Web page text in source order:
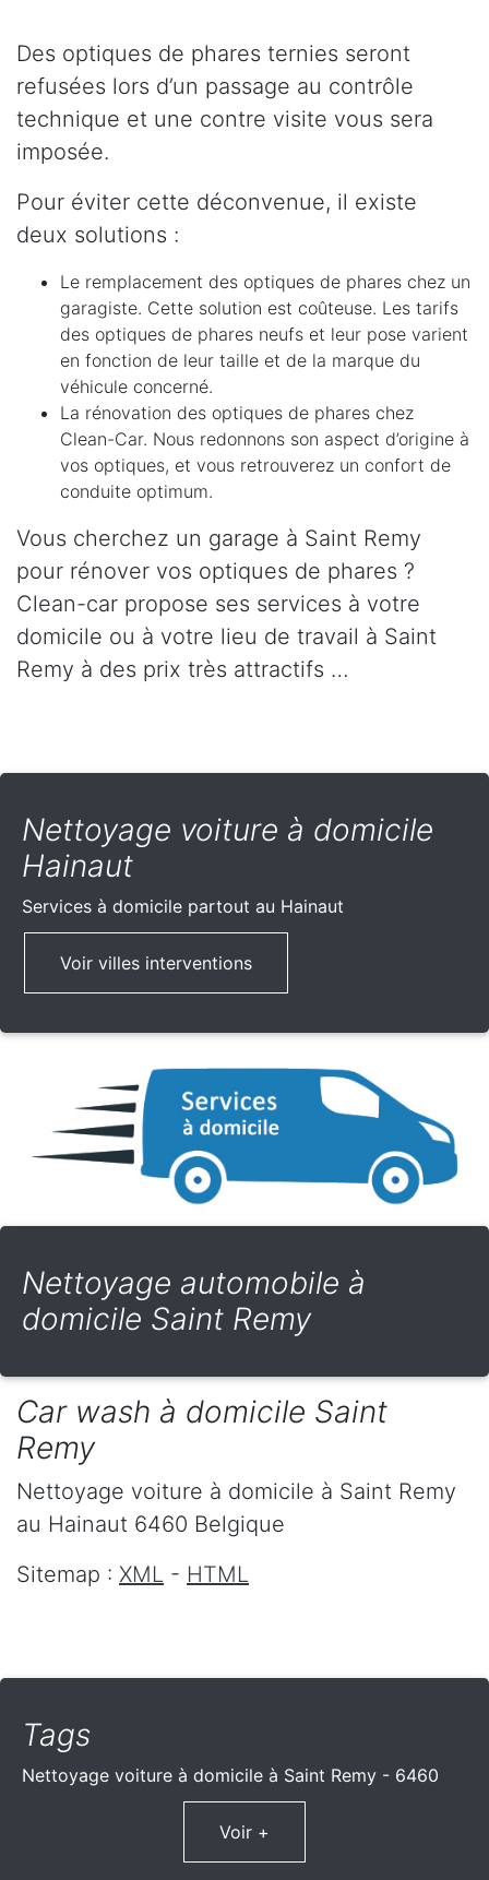
Des optiques de phares ternies seront
refusées lors d’un passage au contrôle
technique et une contre visite vous sera
imposée.
Pour éviter cette déconvenue, il existe
deux solutions :
Le remplacement des optiques de phares chez un
garagiste. Cette solution est coûteuse. Les tarifs
des optiques de phares neufs et leur pose varient
en fonction de leur taille et de la marque du
véhicule concerné.
La rénovation des optiques de phares chez
Clean-Car. Nous redonnons son aspect d’origine à
vos optiques, et vous retrouverez un confort de
conduite optimum.
Vous cherchez un garage à Saint Remy
pour rénover vos optiques de phares ?
Clean-car propose ses services à votre
domicile ou à votre lieu de travail à Saint
Remy à des prix très attractifs …
Nettoyage voiture à domicile
Hainaut
Services à domicile partout au Hainaut
Voir villes interventions
Nettoyage automobile à
domicile Saint Remy
Car wash à domicile Saint
Remy
Nettoyage voiture à domicile à Saint Remy
au Hainaut 6460 Belgique
Sitemap : XML - HTML
Tags
Nettoyage voiture à domicile à Saint Remy - 6460
Voir +